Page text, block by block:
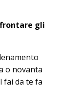
gli
o novanta
fai da te fa